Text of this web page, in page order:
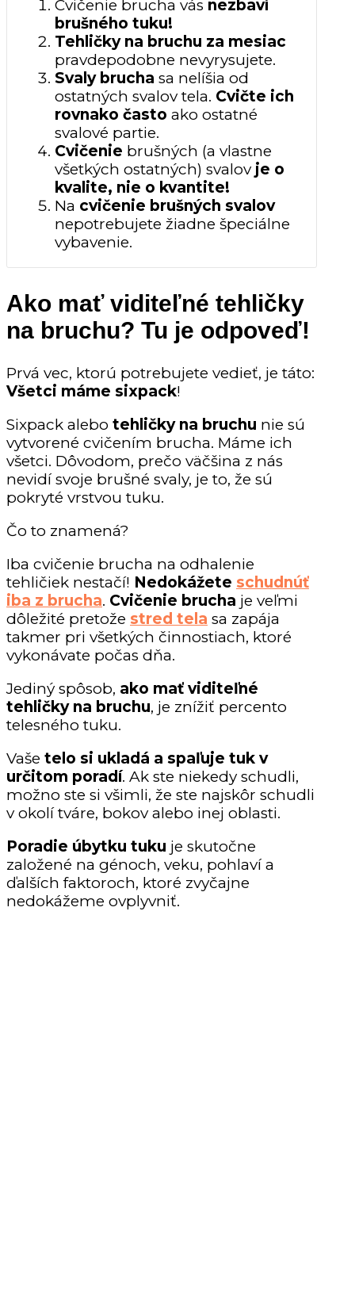
Cvičenie brucha vás nezbaví
brušného tuku!
Tehličky na bruchu za mesiac
pravdepodobne nevyrysujete.
Svaly brucha sa nelíšia od
ostatných svalov tela. Cvičte ich
rovnako často ako ostatné
svalové partie.
Cvičenie brušných (a vlastne
všetkých ostatných) svalov je o
kvalite, nie o kvantite!
Na cvičenie brušných svalov
nepotrebujete žiadne špeciálne
vybavenie.
Ako mať viditeľné tehličky
na bruchu? Tu je odpoveď!
Prvá vec, ktorú potrebujete vedieť, je táto:
Všetci máme sixpack!
Sixpack alebo tehličky na bruchu nie sú
vytvorené cvičením brucha. Máme ich
všetci. Dôvodom, prečo väčšina z nás
nevidí svoje brušné svaly, je to, že sú
pokryté vrstvou tuku.
Čo to znamená?
Iba cvičenie brucha na odhalenie
tehličiek nestačí! Nedokážete schudnúť
iba z brucha. Cvičenie brucha je veľmi
dôležité pretože stred tela sa zapája
takmer pri všetkých činnostiach, ktoré
vykonávate počas dňa.
Jediný spôsob, ako mať viditeľné
tehličky na bruchu, je znížiť percento
telesného tuku.
Vaše telo si ukladá a spaľuje tuk v
určitom poradí. Ak ste niekedy schudli,
možno ste si všimli, že ste najskôr schudli
v okolí tváre, bokov alebo inej oblasti.
Poradie úbytku tuku je skutočne
založené na génoch, veku, pohlaví a
ďalších faktoroch, ktoré zvyčajne
nedokážeme ovplyvniť.